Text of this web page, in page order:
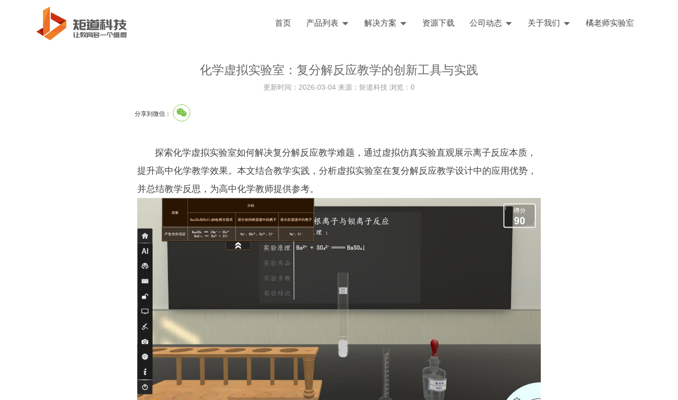
首页 产品列表 解决方案 资源下载 公司动态 关于我们 橘老师实验室English
化学虚拟实验室：复分解反应教学的创新工具与实践
更新时间：2026-03-04 来源：矩道科技 浏览： 0
分享到微信：
探索化学虚拟实验室如何解决复分解反应教学难题，通过虚拟仿真实验直观展示离子反应本质，
提升高中化学教学效果。本文结合教学实践，分析虚拟实验室在复分解反应教学设计中的应用优势，
并总结教学反思，为高中化学教师提供参考。